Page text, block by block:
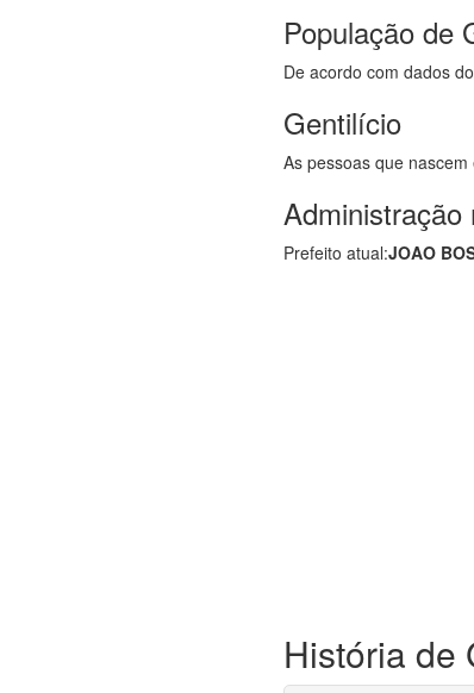
População de
De acordo com dados
Gentilício
As pessoas que
Administração
Prefeito atual:JOAO
História de